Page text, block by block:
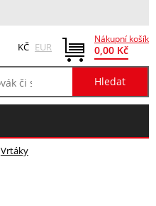
Nákupní košík
0,00 Kč
KČ EUR
Vrtáky